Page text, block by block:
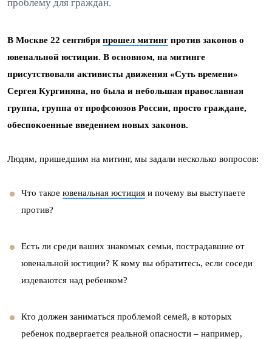
проблему для граждан.
В Москве 22 сентября прошел митинг против законов о
ювенальной юстиции. В основном, на митинге
присутствовали активисты движения «Суть времени»
Сергея Кургиняна, но была и небольшая православная
группа, группа от профсоюзов России, просто граждане,
обеспокоенные введением новых законов.
Людям, пришедшим на митинг, мы задали несколько вопросов:
Что такое ювенальная юстиция и почему вы выступаете
против?
Есть ли среди ваших знакомых семьи, пострадавшие от
ювенальной юстиции? К кому вы обратитесь, если соседи
издеваются над ребенком?
Кто должен заниматься проблемой семей, в которых
ребенок подвергается реальной опасности – например,